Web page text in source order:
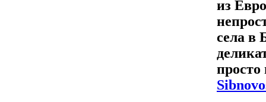
из
села в
просто